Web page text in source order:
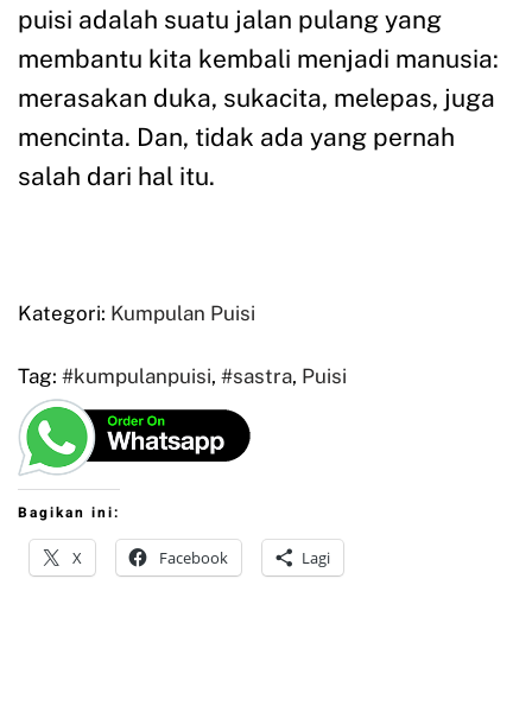
puisi adalah suatu jalan pulang yang
membantu kita kembali menjadi manusia:
merasakan duka, sukacita, melepas, juga
mencinta. Dan, tidak ada yang pernah
salah dari hal itu.
Kategori: Kumpulan Puisi
Tag: #kumpulanpuisi, #sastra, Puisi
Bagikan ini:
X Facebook Lagi